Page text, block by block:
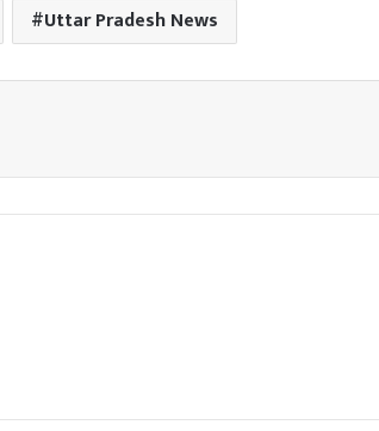
Uttar Pradesh News